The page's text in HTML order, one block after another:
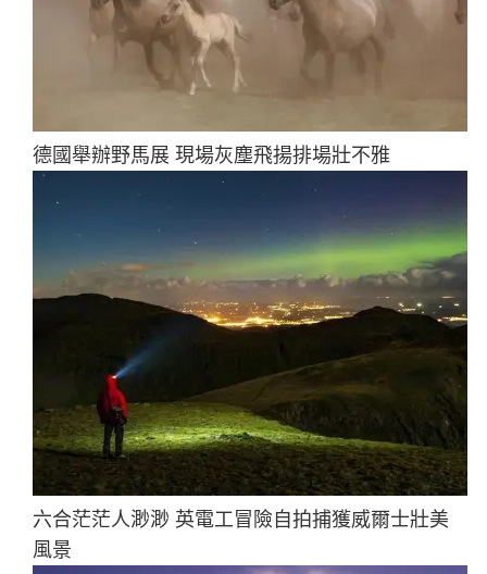
德國舉辦野馬展 現場灰塵飛揚排場壯不雅
六合茫茫人渺渺 英電工冒險自拍捕獲威爾士壯美
風景